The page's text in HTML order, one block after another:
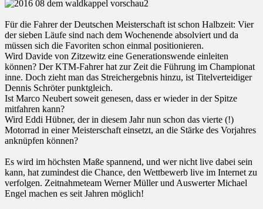
Für die Fahrer der Deutschen Meisterschaft ist schon Halbzeit: Vier
der sieben Läufe sind nach dem Wochenende absolviert und da
müssen sich die Favoriten schon einmal positionieren.
Wird Davide von Zitzewitz eine Generationswende einleiten
können? Der KTM-Fahrer hat zur Zeit die Führung im Championat
inne. Doch zieht man das Streichergebnis hinzu, ist Titelverteidiger
Dennis Schröter punktgleich.
Ist Marco Neubert soweit genesen, dass er wieder in der Spitze
mitfahren kann?
Wird Eddi Hübner, der in diesem Jahr nun schon das vierte (!)
Motorrad in einer Meisterschaft einsetzt, an die Stärke des Vorjahres
anknüpfen können?
Es wird im höchsten Maße spannend, und wer nicht live dabei sein
kann, hat zumindest die Chance, den Wettbewerb live im Internet zu
verfolgen. Zeitnahmeteam Werner Müller und Auswerter Michael
Engel machen es seit Jahren möglich!